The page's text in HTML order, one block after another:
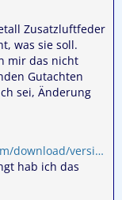
Zusatzluftfeder
was sie soll.
mir das nicht
Gutachten
sei, Änderung
download/versi…
hab ich das